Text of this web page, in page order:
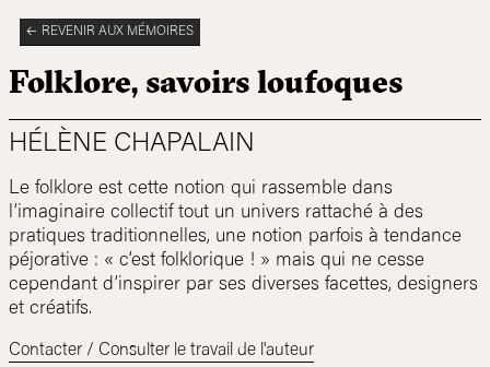
REVENIR AUX MÉMOIRES
Folklore, savoirs loufoques
HÉLÈNE CHAPALAIN
Le folklore est cette notion qui rassemble dans
l’imaginaire collectif tout un univers rattaché à des
pratiques traditionnelles, une notion parfois à tendance
péjorative : « c’est folklorique ! » mais qui ne cesse
cependant d’inspirer par ses diverses facettes, designers
et créatifs.
Contacter / Consulter le travail de l'auteur